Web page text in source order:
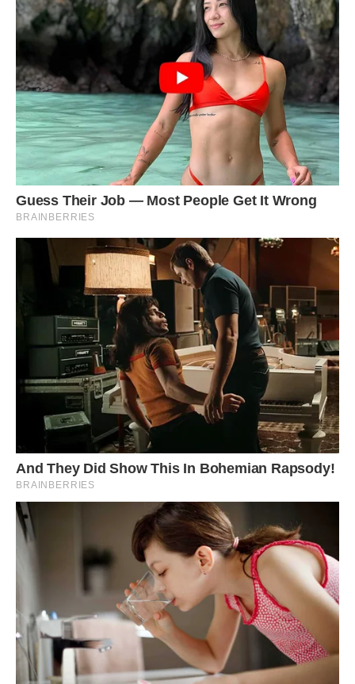
А вдома після воєнного лихоліття роботи непочатий край.
Місяць пролетів, і відпочити колись. Сказав батькам про
– Навіщо такому бравому солдату тягар? – ахнула мати. –
Дівок повно, будь-яку вибирай.
Не хотів батьків слухати, хотів по-своєму зробити. А
вийшло так, що час минув, чи не з’їздив він за Марусею. А
потім вирішив, що і вона його навряд чи чекає.
І начебто забулося з роками, – хіба мало у кого яка
Маруся, що повірила, що він обов’язково приїде за нею.
Згадав усе це дід Іван, але навіть внукові – мовчок. Його
це таємниця, давня, майже забута.
А ось сьогодні, коли внук Санька так впевнено обняв
свою Ангеліну, згадав він цей випадок. І радісно стало за
онука: нехай одружуються, нехай любляться, скільки
життя вистачить.